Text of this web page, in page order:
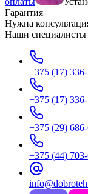
Гарантия
Нужна
Наши специалисты
+375 (17)
+375 (17)
+375 (29)
+375 (44)